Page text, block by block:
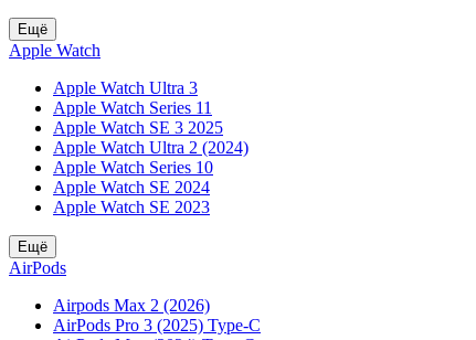
Ещё
Apple Watch
Apple Watch Ultra 3
Apple Watch Series 11
Apple Watch SE 3 2025
Apple Watch Ultra 2 (2024)
Apple Watch Series 10
Apple Watch SE 2024
Apple Watch SE 2023
Ещё
AirPods
Airpods Max 2 (2026)
AirPods Pro 3 (2025) Type-C